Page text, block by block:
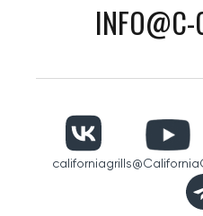
INFO@C-
californiagrills